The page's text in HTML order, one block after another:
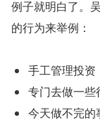
例子就明白了。
的行为来举例：
手工管理投资
专门去做一些
今天做不完的